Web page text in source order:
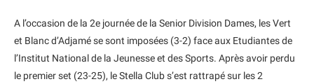
A l’occasion de la 2e journée de la Senior Division Dames, les Vert
et Blanc d’Adjamé se sont imposées (3-2) face aux Etudiantes de
l’Institut National de la Jeunesse et des Sports. Après avoir perdu
le premier set (23-25), le Stella Club s’est rattrapé sur les 2